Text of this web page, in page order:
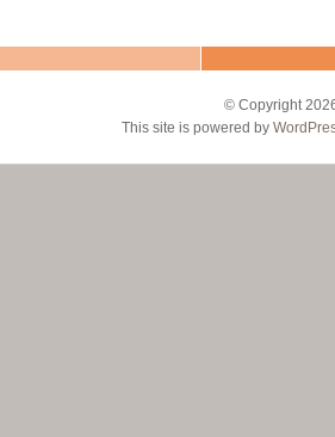
© Copyright
This site is powered by